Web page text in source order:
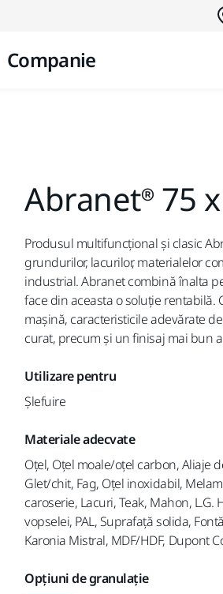
Companie
Abranet® 75
Produsul multifuncțional și clasic
grundurilor, lacurilor, materialelor
industrial. Abranet combină înalta
face din aceasta o soluție
mașină, caracteristicile adevărate
curat, precum și un finisaj mai bun
Utilizare pentru
Șlefuire
Materiale adecvate
Oţel, Oțel moale/oțel carbon, Aliaje
Glet/chit, Fag, Oţel inoxidabil,
caroserie, Lacuri, Teak, Mahon,
vopselei, PAL, Suprafață solida,
Karonia Mistral, MDF/HDF, Dupont
Opțiuni de granulație